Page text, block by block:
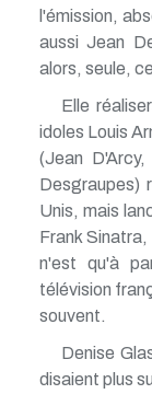
l'émission,
aussi Jean
alors, seule,
Elle
idoles Louis
(Jean
Desgraupes)
Unis, mais
Frank
n'est qu'à
télévision
souvent.
Denise
disaient plus